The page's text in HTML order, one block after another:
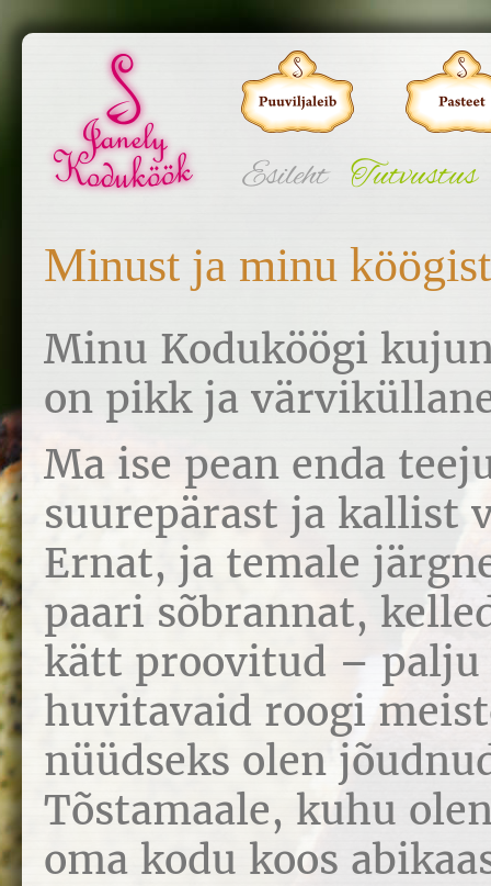
Esileht Tutvustus
Minust ja minu
Minu Koduköögi
on pikk ja
Ma ise pean enda
suurepärast ja kallist
Ernat, ja temale
paari sõbrannat,
kätt proovitud – palju
huvitavaid roogi
nüüdseks olen
Tõstamaale, kuhu
oma kodu koos